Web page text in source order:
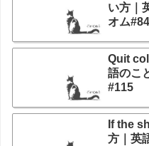
い方｜
オム#84
Quit
語のこ
#115
If the
方｜英